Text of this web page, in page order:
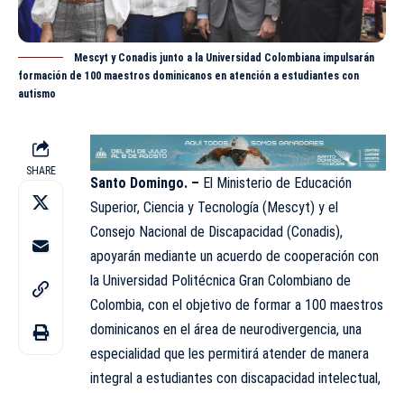
Mescyt y Conadis junto a la Universidad Colombiana impulsarán
formación de 100 maestros dominicanos en atención a estudiantes con
autismo
SHARE
Santo Domingo. – El Ministerio de Educación
Superior, Ciencia y Tecnología ( Mescyt) y el
Consejo Nacional de Discapacidad (Conadis),
apoyarán mediante un acuerdo de cooperación con
la Universidad Politécnica Gran Colombiano de
Colombia, con el objetivo de formar a 100 maestros
dominicanos en el área de neurodivergencia, una
especialidad que les permitirá atender de manera
integral a estudiantes con discapacidad intelectual,